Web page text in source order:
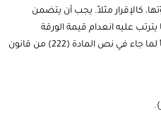
كالإقرار مثلاً. يجب أن يتضمن
عليه انعدام قيمة الورقة
جاء في نص المادة (222) من
قانون